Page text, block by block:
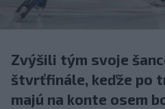
Zvýšili tým svoje
štvrťfinále, keďže po
majú na konte osem